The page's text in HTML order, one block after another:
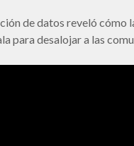
de datos reveló
para desalojar a las